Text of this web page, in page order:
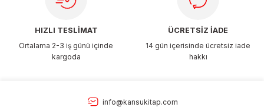
HIZLI TESLİMAT
Ortalama 2-3 iş günü içinde
kargoda
ÜCRETSİZ İADE
14 gün içerisinde ücretsiz iade
hakkı
info@kansukitap.com